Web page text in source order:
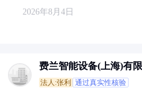
2026年8月4日
费兰智能设备(上海)有
法人:张利 通过真实性核验